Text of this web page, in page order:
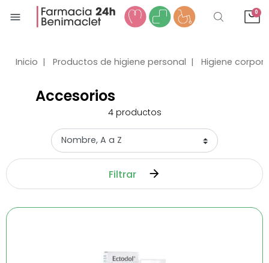
menu 0
Inicio Productos de higiene personal Higiene
Accesorios
4 productos
Filtrar